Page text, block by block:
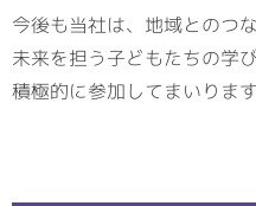
今後も当社は、地域とのつ
未来を担う子どもたちの学
積極的に参加してまいります